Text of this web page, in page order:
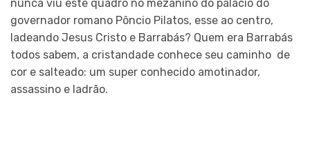
nunca viu este quadro no mezanino do palácio do
governador romano Pôncio Pilatos, esse ao centro,
ladeando Jesus Cristo e Barrabás? Quem era Barrabás
todos sabem, a cristandade conhece seu caminho de
cor e salteado: um super conhecido amotinador,
assassino e ladrão.